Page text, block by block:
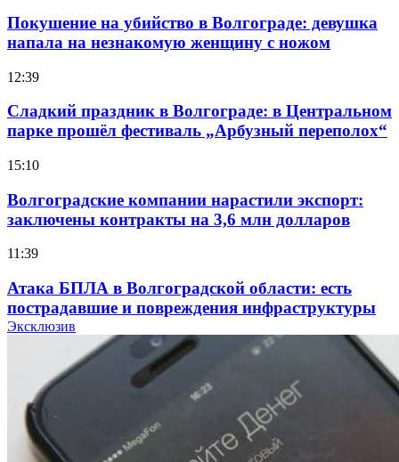
Покушение на убийство в Волгограде: девушка
напала на незнакомую женщину с ножом
12:39
Сладкий праздник в Волгограде: в Центральном
парке прошёл фестиваль „Арбузный переполох“
15:10
Волгоградские компании нарастили экспорт:
заключены контракты на 3,6 млн долларов
11:39
Атака БПЛА в Волгоградской области: есть
пострадавшие и повреждения инфраструктуры
Волгоградские вузы в топе зарплатного
рейтинга: ВолгГТУ и ВолгГМУ вошли в топ‑15
для химической отрасли и фармацевтики
18:39
Эксклюзив